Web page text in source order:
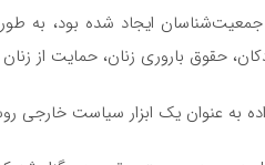
ایجاد شده بود، به
حقوق باروری زنان، حمایت از